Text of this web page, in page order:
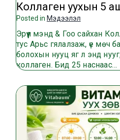
Коллаген уухын 5
Posted in Мэдээлэл
Эрүүл мэнд & Гоо сайхан
тус Арьс гялалзаж, үе мөч
болохын нууц яг л энд
коллаген. Бид 25 наснаас…